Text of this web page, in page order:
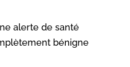
alerte de santé
bénigne